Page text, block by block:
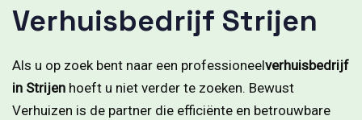
Verhuisbedrijf Strijen
Als u op zoek bent naar een professioneelverhuisbedrijf
in Strijen hoeft u niet verder te zoeken. Bewust
Verhuizen is de partner die efficiënte en betrouwbare